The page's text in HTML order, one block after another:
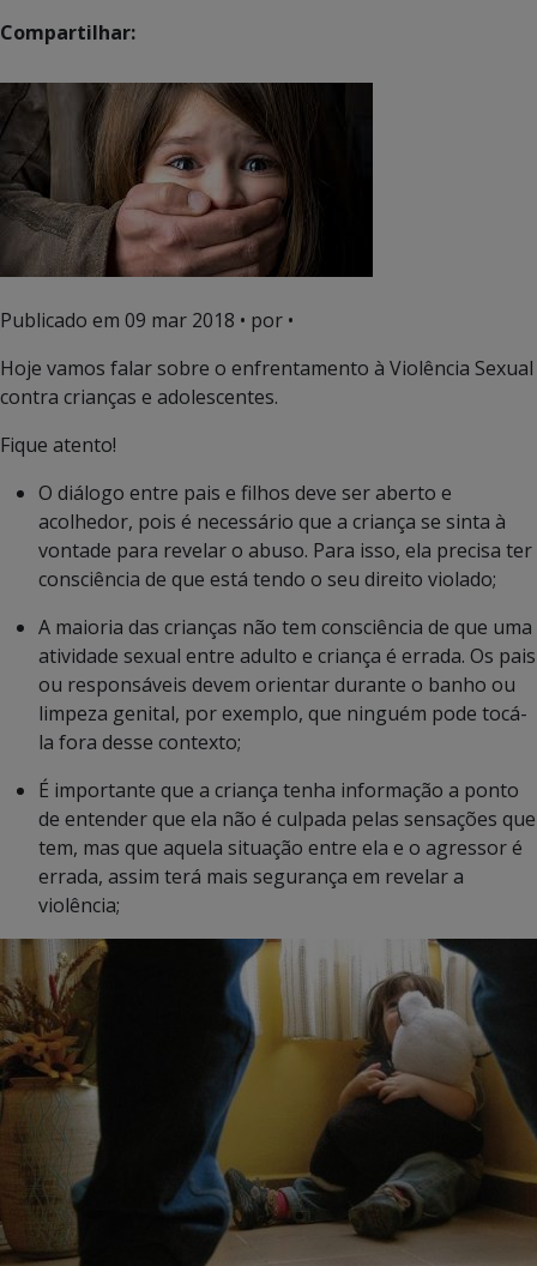
Compartilhar:
Publicado em 09 mar 2018 • por •
Hoje vamos falar sobre o enfrentamento à Violência Sexual
contra crianças e adolescentes.
Fique atento!
O diálogo entre pais e filhos deve ser aberto e
acolhedor, pois é necessário que a criança se sinta à
vontade para revelar o abuso. Para isso, ela precisa ter
consciência de que está tendo o seu direito violado;
A maioria das crianças não tem consciência de que uma
atividade sexual entre adulto e criança é errada. Os pais
ou responsáveis devem orientar durante o banho ou
limpeza genital, por exemplo, que ninguém pode tocá-
la fora desse contexto;
É importante que a criança tenha informação a ponto
de entender que ela não é culpada pelas sensações que
tem, mas que aquela situação entre ela e o agressor é
errada, assim terá mais segurança em revelar a
violência;